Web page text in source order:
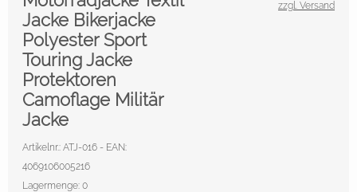
Jacke Bikerjacke
Polyester Sport
Touring Jacke
Protektoren
Camoflage Militär
Jacke
Artikelnr.: ATJ-016 - EAN:
4069106005216
Lagermenge: 0
zzgl. Versand